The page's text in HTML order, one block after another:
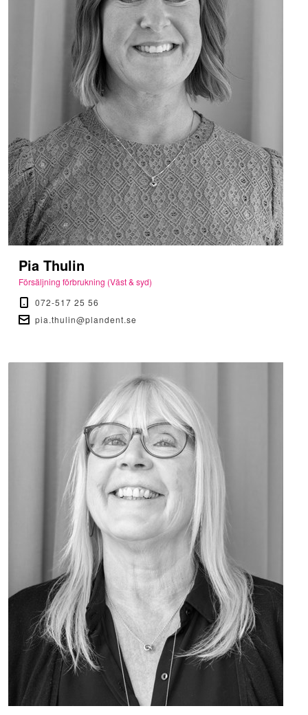
Pia Thulin
Försäljning förbrukning (Väst & syd)
072-517 25 56
pia.thulin@plandent.se